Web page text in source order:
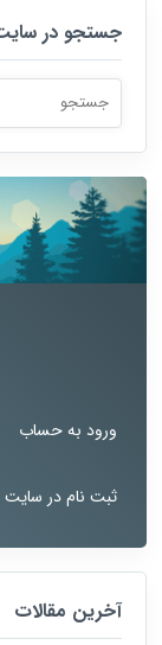
جستجو در
هنگامی که
ورود به حساب
ثبت نام در سایت
آخرین مقالات